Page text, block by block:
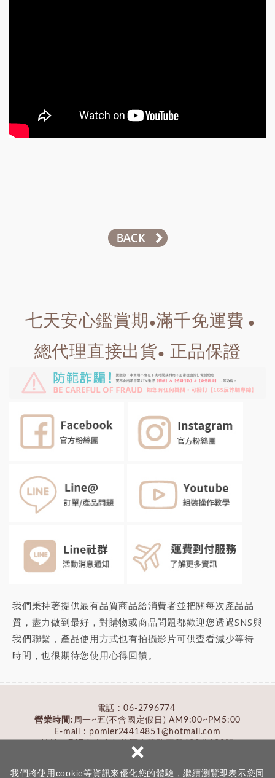
我們將使用cookie等資訊來優化您的體驗，繼續瀏覽即表示您同
×
七天安心鑑賞期 ●滿千免運費 ●
總代理直接出貨● 正品保證
我們秉持著提供最有品質商品給消費者並把關每次產品品
質，盡力做到最好，對購物或商品問題都歡迎您透過SNS與
我們聯繫，產品使用方式也有拍攝影片可供查看減少等待
時間，也很期待您使用心得回饋。
電話 :06-2796774
營業時間: 周一~五(不含國定假日) AM9:00~PM5:00
E-mail : pomier24414851@hotmail.com